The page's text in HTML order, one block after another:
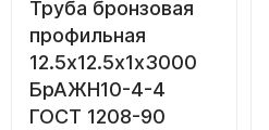
Труба бронзовая
профильная
12.5х12.5х1х3000
БрАЖН10-4-4
ГОСТ 1208-90